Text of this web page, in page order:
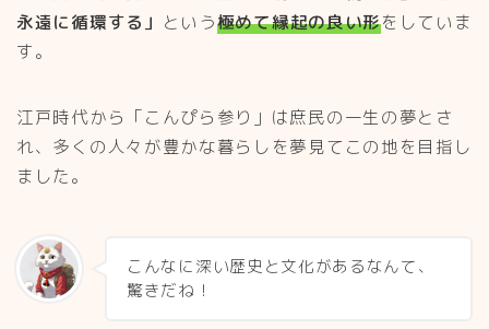
永遠に循環する」 という極めて縁起の良い形をしていま
す。
江戸時代から「こんぴら参り」は庶民の一生の夢とさ
れ、多くの人々が豊かな暮らしを夢見てこの地を目指し
ました。
こんなに深い歴史と文化があるなんて、
驚きだね！